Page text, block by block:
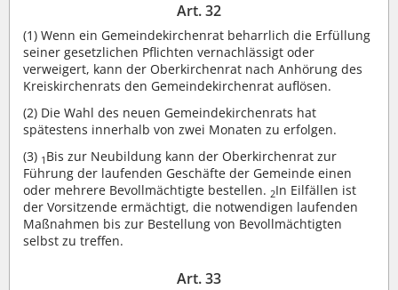
Art. 32
(1) Wenn ein Gemeindekirchenrat beharrlich die Erfüllung
seiner gesetzlichen Pflichten vernachlässigt oder
verweigert, kann der Oberkirchenrat nach Anhörung des
Kreiskirchenrats den Gemeindekirchenrat auflösen.
(2) Die Wahl des neuen Gemeindekirchenrats hat
spätestens innerhalb von zwei Monaten zu erfolgen.
(3) 1 Bis zur Neubildung kann der Oberkirchenrat zur
Führung der laufenden Geschäfte der Gemeinde einen
oder mehrere Bevollmächtigte bestellen. 2In Eilfällen ist
der Vorsitzende ermächtigt, die notwendigen laufenden
Maßnahmen bis zur Bestellung von Bevollmächtigten
selbst zu treffen.
Art. 33